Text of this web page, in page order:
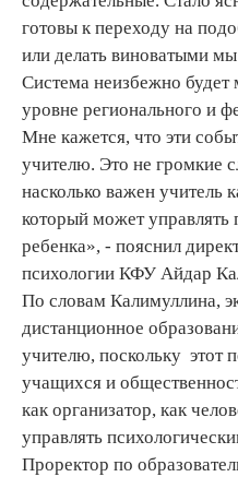
готовы к переходу на
или делать виноватыми
Система неизбежно будет
уровне регионального и
Мне кажется, что эти
учителю. Это не громкие
насколько важен учитель
который может управлять
ребенка», - пояснил
психологии КФУ Айдар
По словам Калимуллина,
дистанционное
учителю, поскольку этот
учащихся и
как организатор, как
управлять
Проректор по